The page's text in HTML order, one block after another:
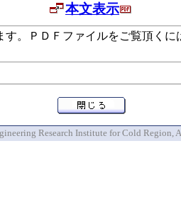
本文表示
ＰＤＦファイルをご覧頂くに
Research Institute for Cold Region,